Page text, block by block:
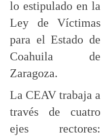
lo estipulado en la
Ley de Víctimas
para el Estado de
Coahuila de
Zaragoza.
La CEAV trabaja a
través de cuatro
ejes rectores: